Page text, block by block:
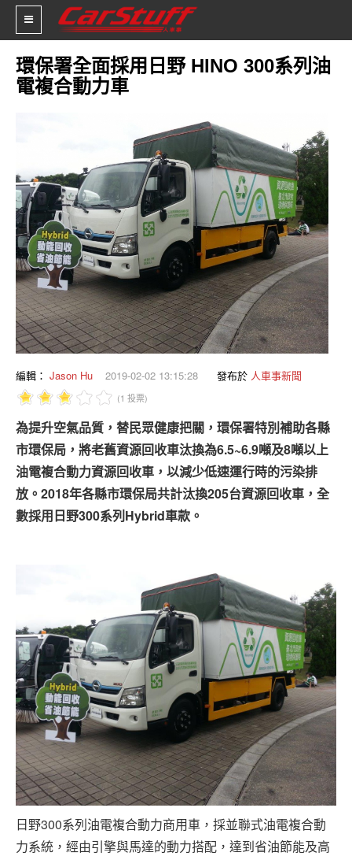
新車價格
賽車新聞
汽車改裝
輪胎特區
促銷訊息
人車軼事
試車報導
車型比拼
兩輪世界
環保署全面採用日野 HINO 300系列油
電複合動力車
編輯： Jason Hu 2019-02-02 13:15:28 發布於 人車事新聞
(1 投票)
為提升空氣品質，替民眾健康把關，環保署特別補助各縣
市環保局，將老舊資源回收車汰換為6.5~6.9噸及8噸以上
油電複合動力資源回收車，以減少低速運行時的污染排
放。2018年各縣市環保局共計汰換205台資源回收車，全
數採用日野300系列Hybrid車款。
日野300系列油電複合動力商用車，採並聯式油電複合動
力系統，經由引擎與馬達的動力搭配，達到省油節能及高